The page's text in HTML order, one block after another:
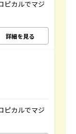
ピカルでマジ
詳細を見る
ピカルでマジ